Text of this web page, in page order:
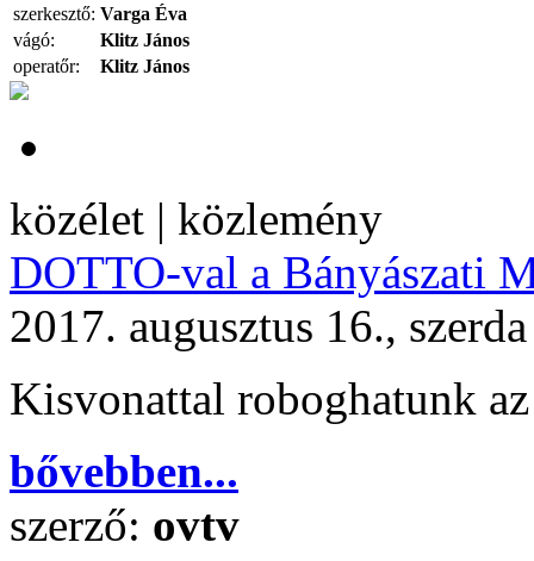
szerkesztő: Varga Éva
vágó:
Klitz János
operatőr:
Klitz János
közélet | közlemény
DOTTO-val a Bányászati
2017. augusztus 16.,
Kisvonattal roboghatunk
bővebben...
szerző: ovtv